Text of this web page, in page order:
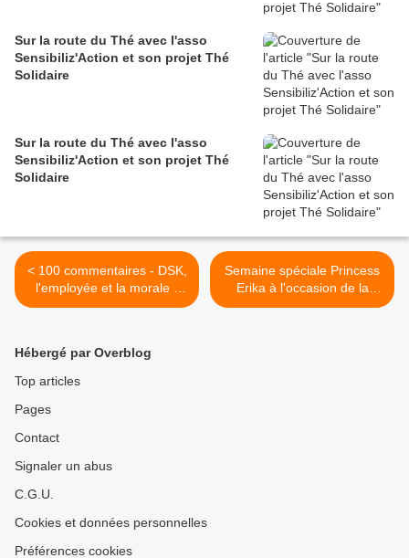
Sur la route du Thé avec l'asso
Sensibiliz'Action et son projet Thé
Solidaire
Sur la route du Thé avec l'asso
Sensibiliz'Action et son projet Thé
Solidaire
< 100 commentaires - DSK,
l'employée et la morale -
par Pahé
Semaine spéciale Princess
Erika à l'occasion de la
sortie de Juste Erika son
Hébergé par Overblog
Top articles
Pages
Contact
Signaler un abus
C.G.U.
Cookies et données personnelles
Préférences cookies